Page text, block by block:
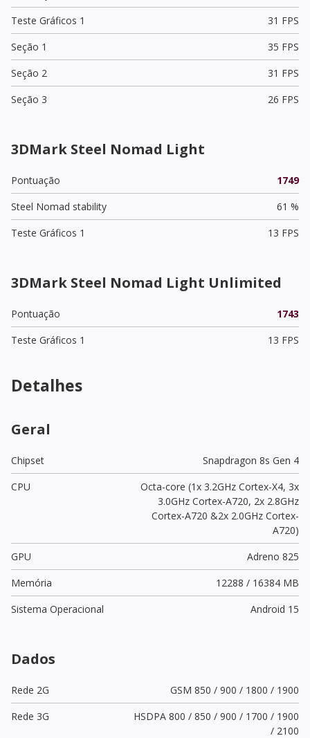
Teste Gráficos 1
31 FPS
Seção 1
35 FPS
Seção 2
31 FPS
Seção 3
26 FPS
3DMark Steel Nomad Light
Pontuação
1749
Steel Nomad stability
61 %
Teste Gráficos 1
13 FPS
3DMark Steel Nomad Light Unlimited
Pontuação
1743
Teste Gráficos 1
13 FPS
Detalhes
Geral
Chipset
Snapdragon 8s Gen 4
CPU
Octa-core (1x 3.2GHz Cortex-X4, 3x
3.0GHz Cortex-A720, 2x 2.8GHz
Cortex-A720 &2x 2.0GHz Cortex-
A720)
GPU
Adreno 825
Memória
12288 / 16384 MB
Sistema Operacional
Android 15
Dados
Rede 2G
GSM 850 / 900 / 1800 / 1900
Rede 3G
HSDPA 800 / 850 / 900 / 1700 / 1900
/ 2100